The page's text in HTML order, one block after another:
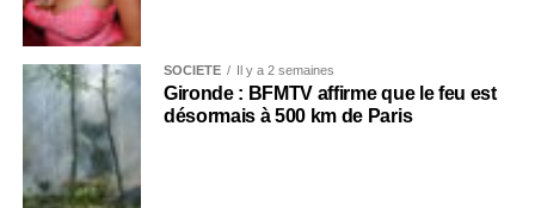
SOCIÉTÉ Il y a 2 semaines
Gironde : BFMTV affirme que le feu est
désormais à 500 km de Paris